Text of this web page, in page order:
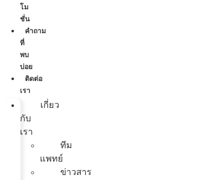
โม
ชั่น
คำถาม
ที่
พบ
บ่อย
ติดต่อ
เรา
เกี่ยว
กับ
เรา
ทีม
แพทย์
ข่าวสาร